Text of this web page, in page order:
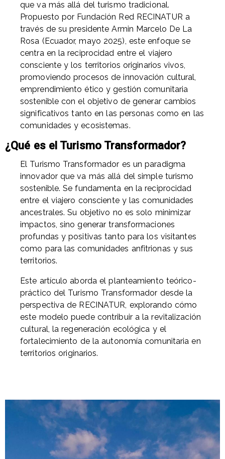
que va más allá del turismo tradicional.
Propuesto por Fundación Red RECINATUR a
través de su presidente Armin Marcelo De La
Rosa (Ecuador, mayo 2025), este enfoque se
centra en la reciprocidad entre el viajero
consciente y los territorios originarios vivos,
promoviendo procesos de innovación cultural,
emprendimiento ético y gestión comunitaria
sostenible con el objetivo de generar cambios
significativos tanto en las personas como en las
comunidades y ecosistemas.
¿Qué es el Turismo Transformador?
El Turismo Transformador es un paradigma
innovador que va más allá del simple turismo
sostenible. Se fundamenta en la reciprocidad
entre el viajero consciente y las comunidades
ancestrales. Su objetivo no es solo minimizar
impactos, sino generar transformaciones
profundas y positivas tanto para los visitantes
como para las comunidades anfitrionas y sus
territorios.
Este artículo aborda el planteamiento teórico-
práctico del Turismo Transformador desde la
perspectiva de RECINATUR, explorando cómo
este modelo puede contribuir a la revitalización
cultural, la regeneración ecológica y el
fortalecimiento de la autonomía comunitaria en
territorios originarios.